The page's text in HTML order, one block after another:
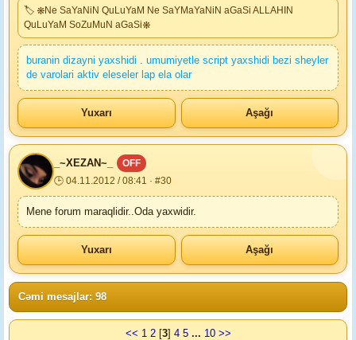
🏷 ❋Ne SaYaNiN QuLuYaM Ne SaYMaYaNiN aGaSi ALLAHIN
QuLuYaM SoZuMuN aGaSi❋
buranin dizayni yaxshidi . umumiyetle script yaxshidi bezi sheyler
de varolari aktiv eleseler lap ela olar
Yuxarı Aşağı
_~XEZAN~_
OFF
🕒 04.11.2012 / 08:41 · #30
Mene forum maraqlidir..Oda yaxwidir.
Yuxarı Aşağı
Cəmi mesajlar: 98
<< 1 2[3] 4 5 ... 10 >>